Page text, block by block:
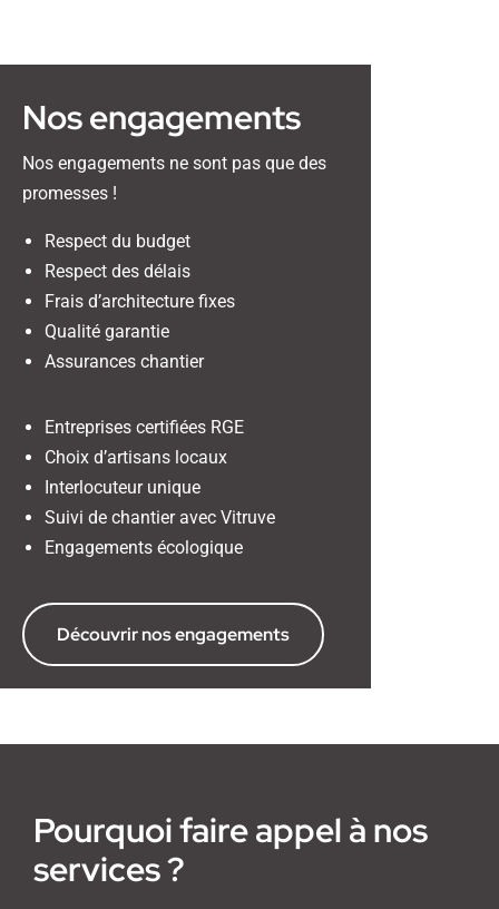
Nos engagements
Nos engagements ne sont pas que des
promesses !
Respect du budget
Respect des délais
Frais d’architecture fixes
Qualité garantie
Assurances chantier
Entreprises certifiées RGE
Choix d’artisans locaux
Interlocuteur unique
Suivi de chantier avec Vitruve
Engagements écologique
Découvrir nos engagements
Pourquoi faire appel à nos
services ?